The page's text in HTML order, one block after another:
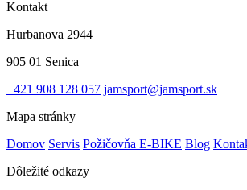
Kontakt
Hurbanova 2944
905 01 Senica
+421 908 128 057 jamsport@jamsport.sk
Mapa stránky
Domov Servis Požičovňa E-BIKE Blog
Dôležité odkazy